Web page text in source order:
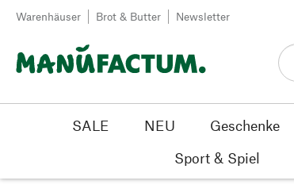
Zum Inhalt springen
Warenhäuser Brot & Butter Newsletter
SALE NEU Geschenke
Sport & Spiel